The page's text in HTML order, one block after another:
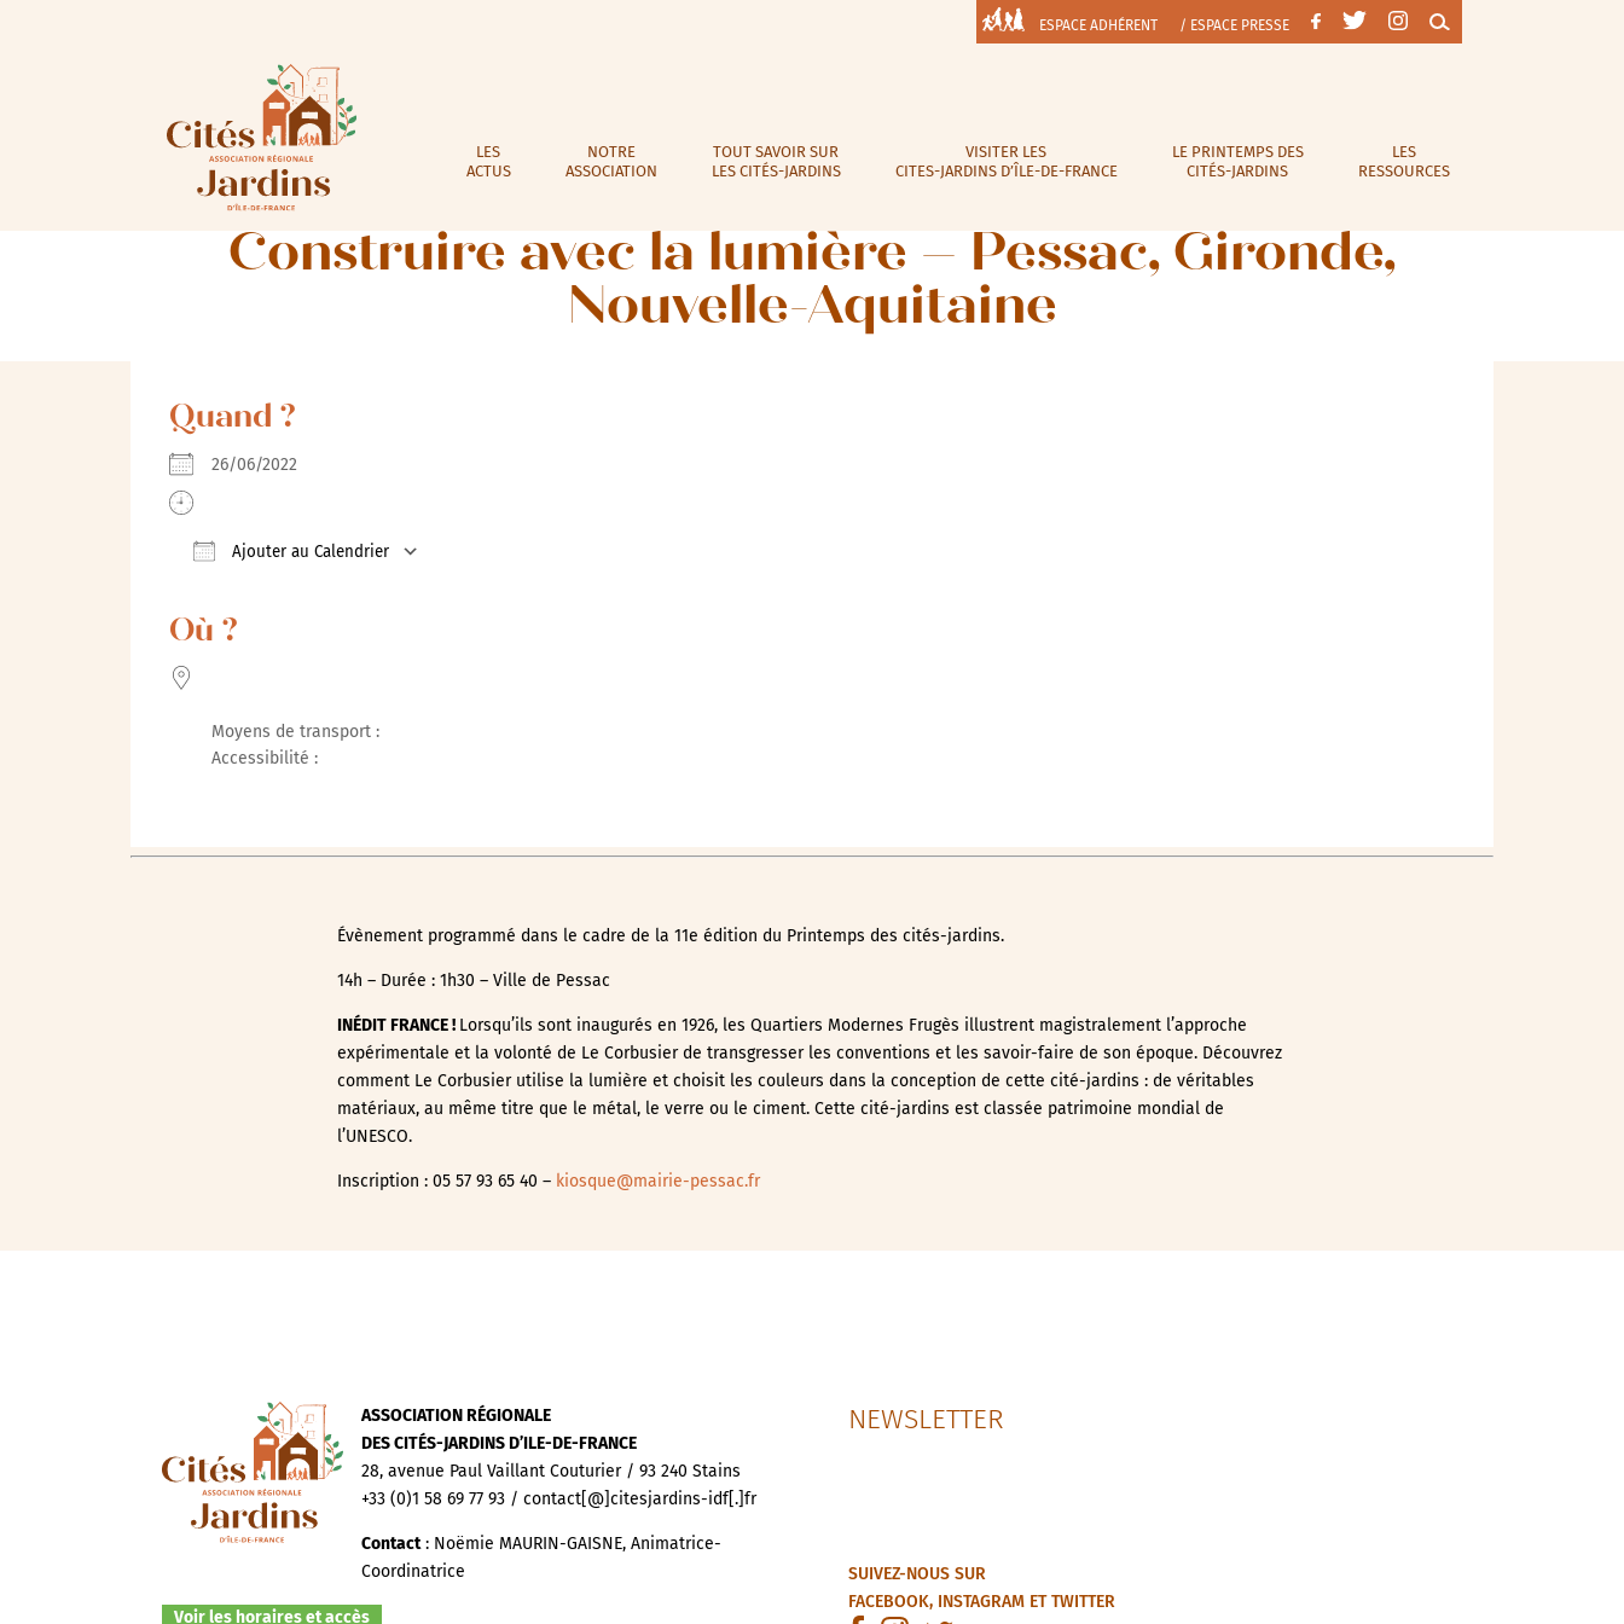
ESPACE ADHÉRENT / ESPACE PRESSE
LES
ACTUS
NOTRE
ASSOCIATION
TOUT SAVOIR SUR
LES CITÉS-JARDINS
VISITER LES
CITES-JARDINS D’ÎLE-DE-FRANCE
LE PRINTEMPS DES
CITÉS-JARDINS
LES
RESSOURCES
Construire avec la lumière – Pessac, Gironde,
Nouvelle-Aquitaine
Quand ?
26/06/2022
Ajouter au Calendrier
Où ?
Moyens de transport :
Accessibilité :
Évènement programmé dans le cadre de la 11e édition du Printemps des cités-jardins.
14h – Durée : 1h30 – Ville de Pessac
INÉDIT FRANCE ! Lorsqu’ils sont inaugurés en 1926, les Quartiers Modernes Frugès illustrent magistralement l’approche
expérimentale et la volonté de Le Corbusier de transgresser les conventions et les savoir-faire de son époque. Découvrez
comment Le Corbusier utilise la lumière et choisit les couleurs dans la conception de cette cité-jardins : de véritables
matériaux, au même titre que le métal, le verre ou le ciment. Cette cité-jardins est classée patrimoine mondial de
l’UNESCO.
Inscription : 05 57 93 65 40 – kiosque@mairie-pessac.fr
ASSOCIATION RÉGIONALE
DES CITÉS-JARDINS D’ILE-DE-FRANCE
28, avenue Paul Vaillant Couturier / 93 240 Stains
+33 (0)1 58 69 77 93 / contact[@]citesjardins-idf[.]fr
Contact: Noëmie MAURIN-GAISNE, Animatrice-
Coordinatrice
Voir les horaires et accès
NEWSLETTER
SUIVEZ-NOUS SUR
FACEBOOK, INSTAGRAMETTWITTER